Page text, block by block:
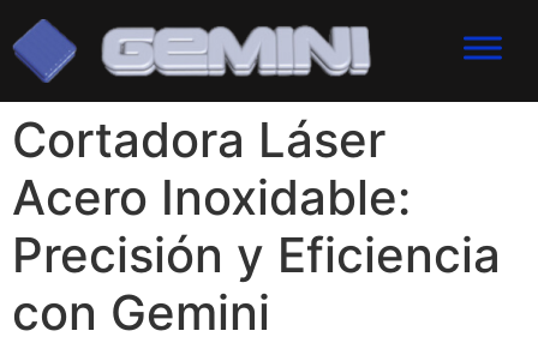
Cortadora Láser
Acero Inoxidable:
Precisión y Eficiencia
con Gemini